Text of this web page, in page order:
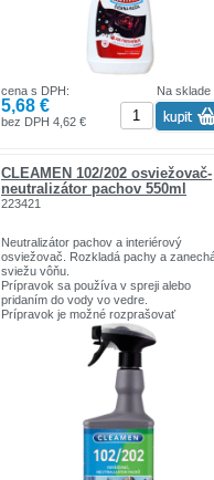
Na sklade
cena s DPH:
5,68 €
bez DPH 4,62 €
CLEAMEN 102/202 osviežovač-
neutralizátor pachov 550ml
223421
Neutralizátor pachov a interiérový
osviežovač. Rozkladá pachy a
sviežu vôňu.
Prípravok sa používa v spreji alebo
pridaním do vody vo vedre.
Prípravok je možné rozprašovať
koncentrovaný, alebo zriedený (pozri
tabuľku) na steny, nábytok (i
textilné čalúnenie, závesy a žalúzie.
Prípravok sa úplne odparí a po
nezanecháva zvyšky ani škvrny , iba v
priestore zanechá príjemnú vôňu.
Pri použití v umývacom roztoku
parfumačný účinok pri mopovaní, alebo
vytieraní, možno použiť samostatne do
vody, alebo spolu s čistiacimi
Cleamen a Krystal.